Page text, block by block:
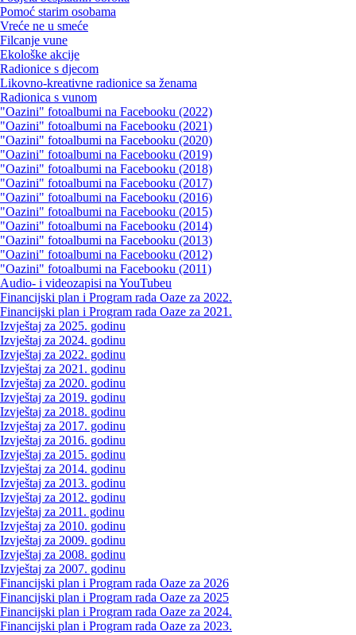
Pomoć starim osobama
Vreće ne u smeće
Filcanje vune
Ekološke akcije
Radionice s djecom
Likovno-kreativne radionice sa ženama
Radionica s vunom
"Oazini" fotoalbumi na Facebooku (2022)
"Oazini" fotoalbumi na Facebooku (2021)
"Oazini" fotoalbumi na Facebooku (2020)
"Oazini" fotoalbumi na Facebooku (2019)
"Oazini" fotoalbumi na Facebooku (2018)
"Oazini" fotoalbumi na Facebooku (2017)
"Oazini" fotoalbumi na Facebooku (2016)
"Oazini" fotoalbumi na Facebooku (2015)
"Oazini" fotoalbumi na Facebooku (2014)
"Oazini" fotoalbumi na Facebooku (2013)
"Oazini" fotoalbumi na Facebooku (2012)
"Oazini" fotoalbumi na Facebooku (2011)
Audio- i videozapisi na YouTubeu
Financijski plan i Program rada Oaze za 2022.
Financijski plan i Program rada Oaze za 2021.
Izvještaj za 2025. godinu
Izvještaj za 2024. godinu
Izvještaj za 2022. godinu
Izvještaj za 2021. godinu
Izvještaj za 2020. godinu
Izvještaj za 2019. godinu
Izvještaj za 2018. godinu
Izvještaj za 2017. godinu
Izvještaj za 2016. godinu
Izvještaj za 2015. godinu
Izvještaj za 2014. godinu
Izvještaj za 2013. godinu
Izvještaj za 2012. godinu
Izvještaj za 2011. godinu
Izvještaj za 2010. godinu
Izvještaj za 2009. godinu
Izvještaj za 2008. godinu
Izvještaj za 2007. godinu
Financijski plan i Program rada Oaze za 2026
Financijski plan i Program rada Oaze za 2025
Financijski plan i Program rada Oaze za 2024.
Financijski plan i Program rada Oaze za 2023.